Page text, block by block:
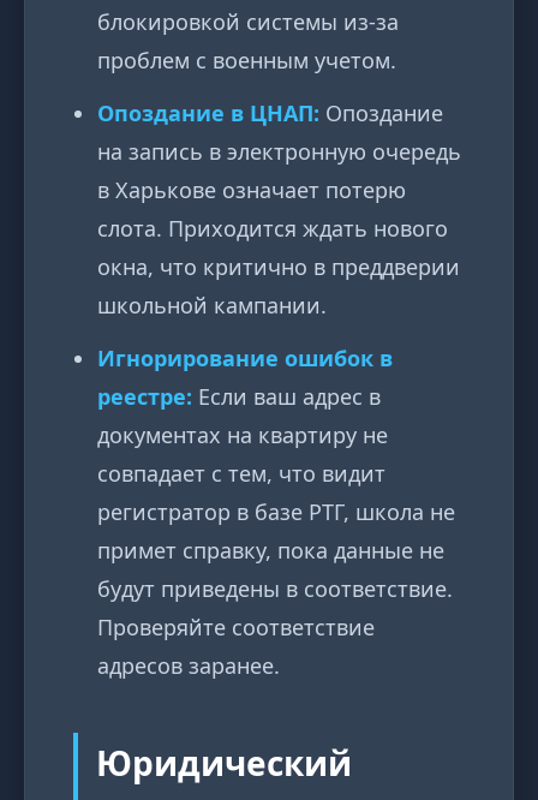
блокировкой системы из-за
проблем с военным учетом.
Опоздание в ЦНАП: Опоздание
на запись в электронную очередь
в Харькове означает потерю
слота. Приходится ждать нового
окна, что критично в преддверии
школьной кампании.
Игнорирование ошибок в
реестре: Если ваш адрес в
документах на квартиру не
совпадает с тем, что видит
регистратор в базе РТГ, школа не
примет справку, пока данные не
будут приведены в соответствие.
Проверяйте соответствие
адресов заранее.
Юридический